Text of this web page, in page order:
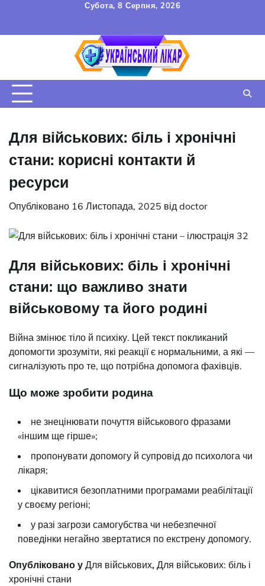
вмісту
Субота, 8 Серпня, 2026
КОРИСТУВАЧА
Для військових: біль і хронічні
стани: корисні контакти й
ресурси
Опубліковано 16 Листопада, 2025 від doctor
Для військових: біль і хронічні
стани: що важливо знати
військовому та його родині
Війна змінює тіло й психіку. Цей текст покликаний
допомогти зрозуміти, які реакції є нормальними, а які —
сигналізують про те, що потрібна допомога фахівців.
Що може зробити родина
не знецінювати почуття військового фразами
«іншим ще гірше»;
пропонувати допомогу й супровід до психолога чи
лікаря;
цікавитися безоплатними програмами реабілітації
у своєму регіоні;
у разі загрози самогубства чи небезпечної
поведінки негайно звертатися по екстрену допомогу.
Опубліковано у Для військових, Для військових: біль і
хронічні стани